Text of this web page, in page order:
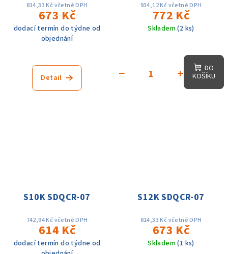
814,33 Kč včetně DPH
673 Kč
dodací termín do týdne od
objednání
Detail
934,12 Kč včetně DPH
772 Kč
Skladem(2 ks)
+
−
DO
KOŠÍKU
S10K SDQCR-07
742,94 Kč včetně DPH
614 Kč
dodací termín do týdne od
S12K SDQCR-07
814,33 Kč včetně DPH
673 Kč
Skladem(1 ks)